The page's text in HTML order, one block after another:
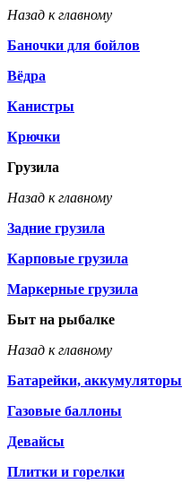
Назад к главному
Баночки для бойлов
Вёдра
Канистры
Крючки
Грузила
Назад к главному
Задние грузила
Карповые грузила
Маркерные грузила
Быт на рыбалке
Назад к главному
Батарейки, аккумуляторы
Газовые баллоны
Девайсы
Плитки и горелки